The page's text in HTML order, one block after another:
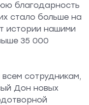
благодарность
стало больше на
истории нашими
35 000
сотрудникам,
Дон новых